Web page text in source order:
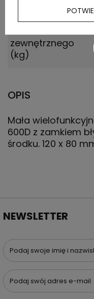
Waga
kartonu
zewnętrznego
(kg)
OPIS
Mała
600D z zamkiem
środku. 120 x 80
NEWSLETTER
Podaj swoje imię i
Podaj swój adres e-mail